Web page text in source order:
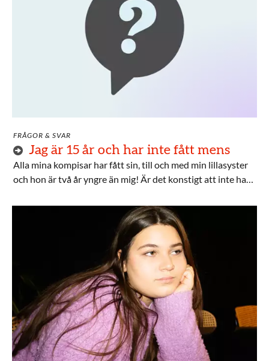
FRÅGOR & SVAR
Jag är 15 år och har inte fått mens
Alla mina kompisar har fått sin, till och med min lillasyster
och hon är två år yngre än mig! Är det konstigt att inte ha